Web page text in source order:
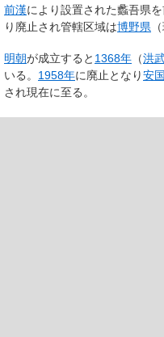
前漢により設置された蠡吾県
り廃止され管轄区域は博野県
明朝が成立すると 1368年 （洪
いる。 1958年に廃止となり安
され現在に至る。